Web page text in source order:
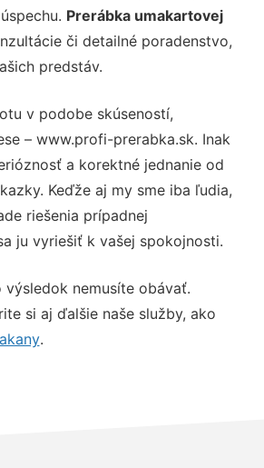
Prerábka umakartovej
či detailné poradenstvo,
predstáv.
v podobe skúseností,
– www.profi-prerabka.sk. Inak
a korektné jednanie od
Keďže aj my sme iba ľudia,
riešenia prípadnej
ju vyriešiť k vašej spokojnosti.
výsledok nemusíte obávať.
si aj ďalšie naše služby, ako
.